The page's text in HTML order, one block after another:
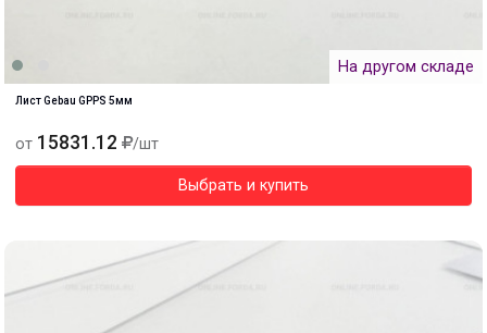
На другом складе
Лист Gebau GPPS 5мм
от 15831.12 /шт
Выбрать и купить